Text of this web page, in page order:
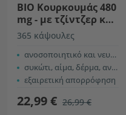
ΒΙΟ Κουρκουμάς 480
mg - με τζίντζερ και
μαύρο πιπέρι
365 κάψουλες
ανοσοποιητικό και νευρικό σύστημα
συκώτι, αίμα, δέρμα, αναπνευστικό
εξαιρετική απορρόφηση
22,99 € 26,99 €